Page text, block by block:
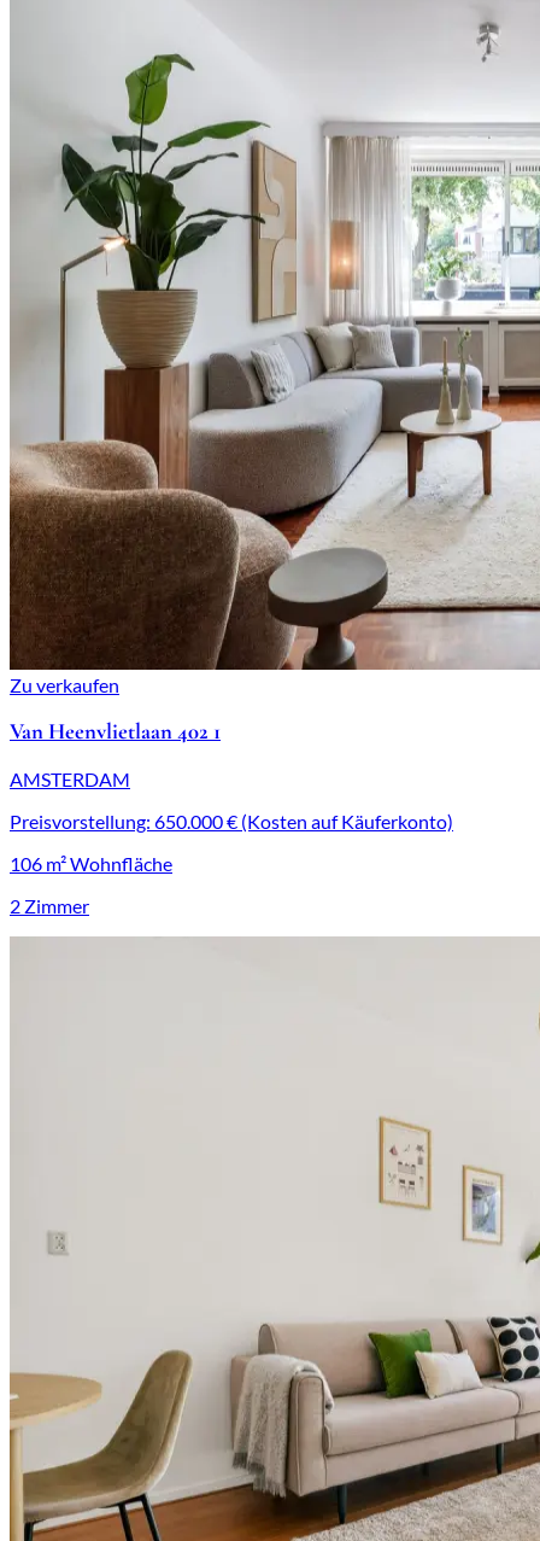
Zu verkaufen
Van Heenvlietlaan 402 1
AMSTERDAM
Preisvorstellung: 650.000 € (Kosten auf Käuferkonto)
106 m² Wohnfläche
2 Zimmer